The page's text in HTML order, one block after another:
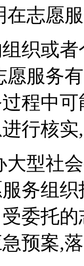
在志愿
织或
愿服务
程中
行核
大型社
务组
委托
预案,